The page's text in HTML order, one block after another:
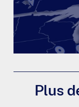
Plus